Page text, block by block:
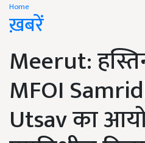
Home
ख़बरें
Meerut:
MFOI
Utsav का